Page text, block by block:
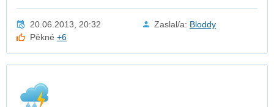
20.06.2013, 20:32 Zaslal/a: Bloddy
Pěkné+6